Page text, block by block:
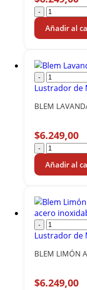
-
Añadir al
-
Lustrador de
BLEM
$6.249,00
-
Añadir al
-
Lustrador de
BLEM LIMÓN
$6.249,00